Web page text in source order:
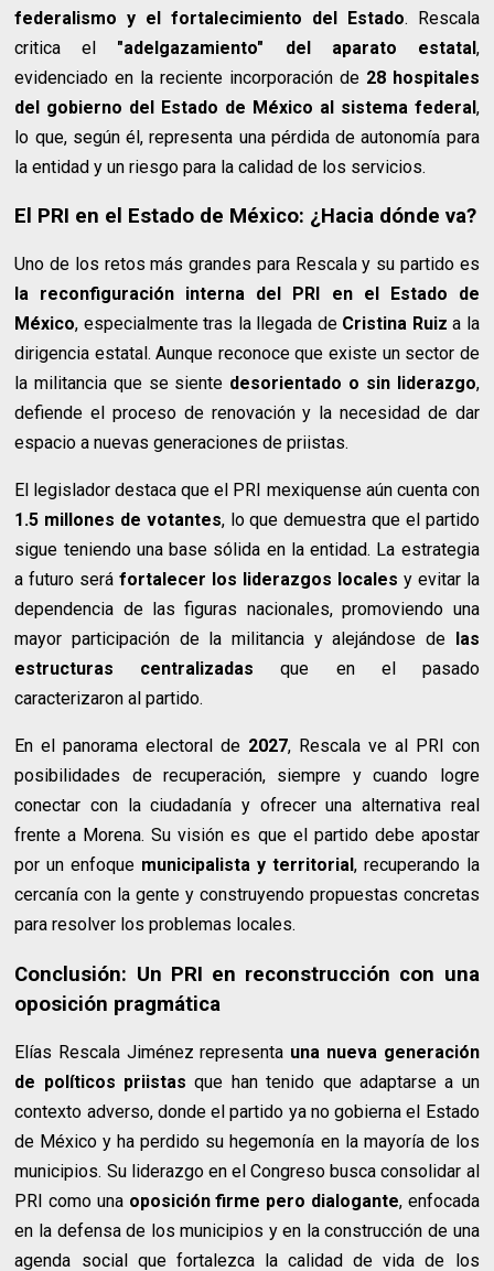
federalismo y el fortalecimiento del Estado. Rescala
critica el "adelgazamiento" del aparato estatal,
evidenciado en la reciente incorporación de 28 hospitales
del gobierno del Estado de México al sistema federal,
lo que, según él, representa una pérdida de autonomía para
la entidad y un riesgo para la calidad de los servicios.
El PRI en el Estado de México: ¿Hacia dónde va?
Uno de los retos más grandes para Rescala y su partido es
la reconfiguración interna del PRI en el Estado de
México, especialmente tras la llegada de Cristina Ruiz a la
dirigencia estatal. Aunque reconoce que existe un sector de
la militancia que se siente desorientado o sin liderazgo,
defiende el proceso de renovación y la necesidad de dar
espacio a nuevas generaciones de priistas.
El legislador destaca que el PRI mexiquense aún cuenta con
1.5 millones de votantes, lo que demuestra que el partido
sigue teniendo una base sólida en la entidad. La estrategia
a futuro seráfortalecer los liderazgos locales y evitar la
dependencia de las figuras nacionales, promoviendo una
mayor participación de la militancia y alejándose de
las
estructuras centralizadas que en el pasado
caracterizaron al partido.
En el panorama electoral de 2027, Rescala ve al PRI con
posibilidades de recuperación, siempre y cuando logre
conectar con la ciudadanía y ofrecer una alternativa real
frente a Morena. Su visión es que el partido debe apostar
por un enfoque municipalista y territorial , recuperando la
cercanía con la gente y construyendo propuestas concretas
para resolver los problemas locales.
Conclusión: Un PRI en reconstrucción con una
oposición pragmática
Elías Rescala Jiménez representa una nueva generación
de políticos priistas que han tenido que adaptarse a un
contexto adverso, donde el partido ya no gobierna el Estado
de México y ha perdido su hegemonía en la mayoría de los
municipios. Su liderazgo en el Congreso busca consolidar al
PRI como una oposición firme pero dialogante, enfocada
en la defensa de los municipios y en la construcción de una
agenda social que fortalezca la calidad de vida de los